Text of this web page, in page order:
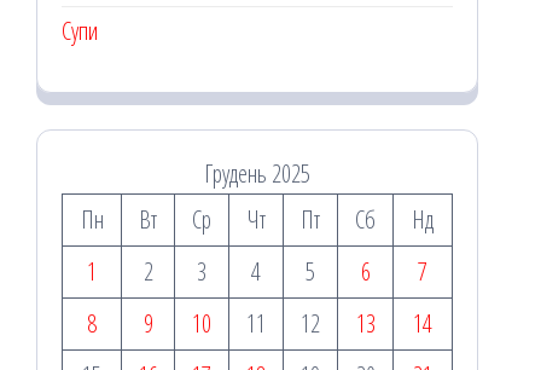
Супи
Грудень 2025
Пн
Вт Ср Чт Пт Сб
Нд
1
2 3 4 5 6
7
8
9 10 11 12 13
14